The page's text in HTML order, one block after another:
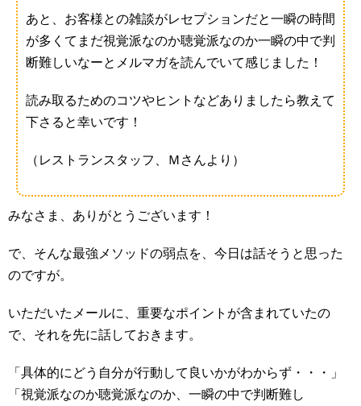
あと、お客様との雑談がレセプションだと一瞬の時間
が多くてまだ視覚派なのか聴覚派なのか一瞬の中で判
断難しいなーとメルマガを読んでいて感じました！
読み取るためのコツやヒントなどありましたら教えて
下さると幸いです！
（レストランスタッフ、Ｍさんより）
みなさま、ありがとうございます！
で、そんな最強メソッドの弱点を、今日は話そうと思った
のですが。
いただいたメールに、重要なポイントが含まれていたの
で、それを先に話しておきます。
「具体的にどう自分が行動して良いかがわからず・・・」
「視覚派なのか聴覚派なのか、一瞬の中で判断難し